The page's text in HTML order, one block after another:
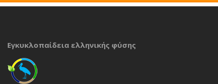
Εγκυκλοπαίδεια ελληνικής φύσης